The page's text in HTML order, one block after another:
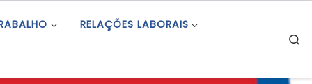
RELAÇÕES LABORAIS